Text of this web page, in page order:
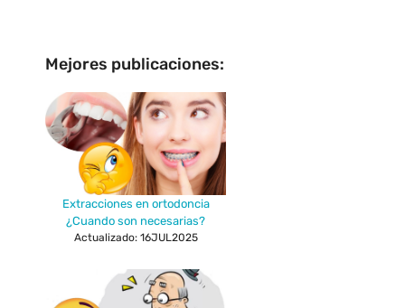
Mejores publicaciones:
Extracciones en ortodoncia
¿Cuando son necesarias?
Actualizado: 16JUL2025